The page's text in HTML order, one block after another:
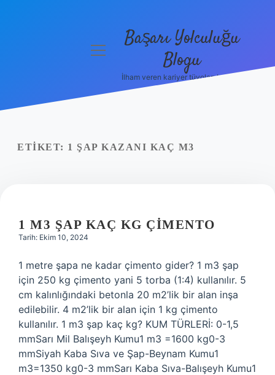
menüyüBaşarı Yolculuğu
Blogu
İlham veren kariyer tüyoları burada!
ETIKET: 1 ŞAP KAZANI KAÇ M3
1 M3 ŞAP KAÇ KG ÇIMENTO
Tarih: Ekim 10, 2024
1 metre şapa ne kadar çimento gider? 1 m3 şap
için 250 kg çimento yani 5 torba (1:4) kullanılır. 5
cm kalınlığındaki betonla 20 m2’lik bir alan inşa
edilebilir. 4 m2’lik bir alan için 1 kg çimento
kullanılır. 1 m3 şap kaç kg? KUM TÜRLERİ: 0-1,5
mmSarı Mil Balışeyh Kumu1 m3 =1600 kg0-3
mmSiyah Kaba Sıva ve Şap-Beynam Kumu1
m3=1350 kg0-3 mmSarı Kaba Sıva-Balışeyh Kumu1